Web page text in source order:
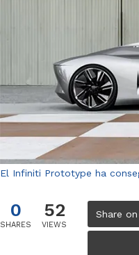
El Infiniti Prototype ha
0
SHARES
52
VIEWS
Share